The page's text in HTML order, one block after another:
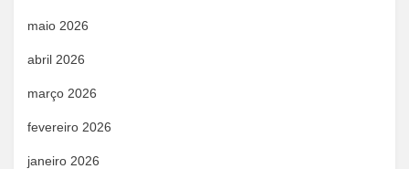
maio 2026
abril 2026
março 2026
fevereiro 2026
janeiro 2026